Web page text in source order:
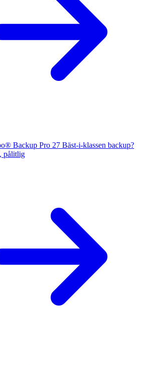
® Backup Pro 27 Bäst-i-klassen backup?
pålitlig